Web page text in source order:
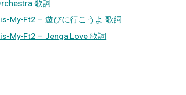
歌詞
My-Ft2 – 遊びに行こうよ 歌詞
My-Ft2 – Jenga Love 歌詞